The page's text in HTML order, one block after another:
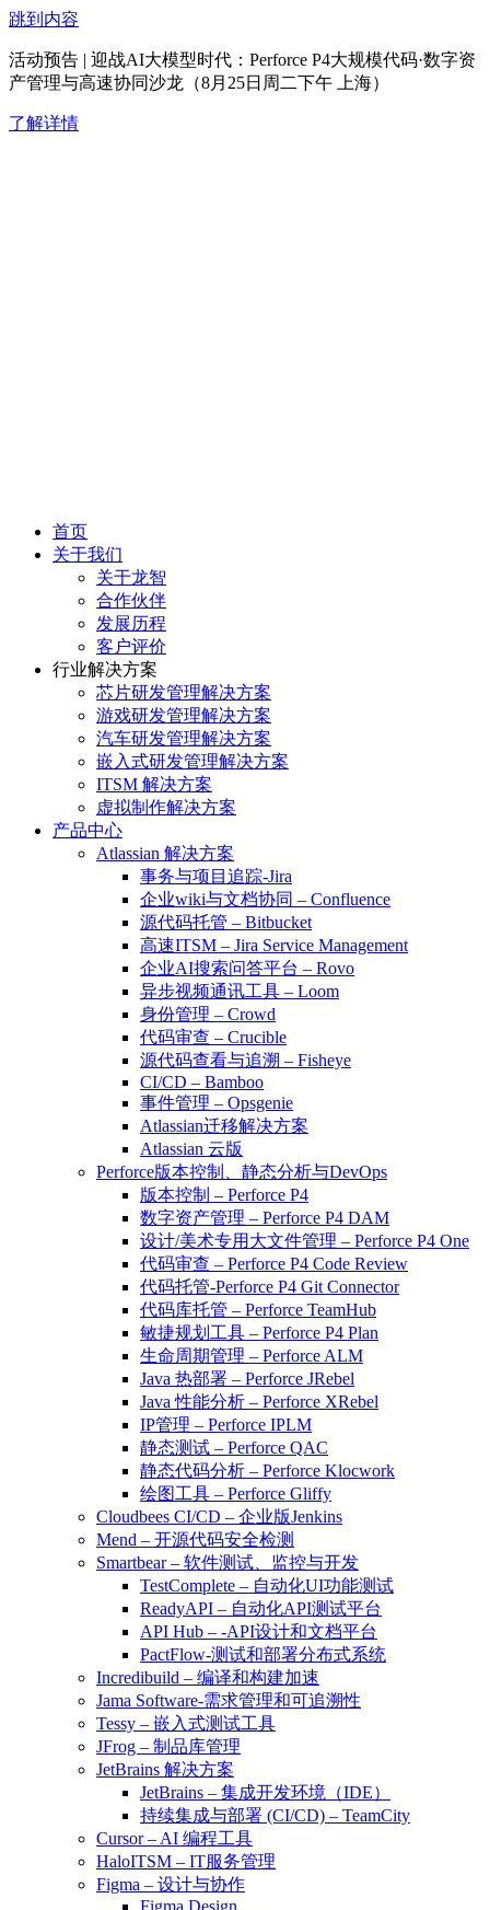
跳到内容
活动预告 | 迎战AI大模型时代：Perforce P4大规模代码·数字资
产管理与高速协同沙龙（8月25日周二下午 上海）
了解详情
首页
关于我们
关于龙智
合作伙伴
发展历程
客户评价
行业解决方案
芯片研发管理解决方案
游戏研发管理解决方案
汽车研发管理解决方案
嵌入式研发管理解决方案
ITSM 解决方案
虚拟制作解决方案
产品中心
Atlassian 解决方案
事务与项目追踪-Jira
企业wiki与文档协同 – Confluence
源代码托管 – Bitbucket
高速ITSM – Jira Service Management
企业AI搜索问答平台 – Rovo
异步视频通讯工具 – Loom
身份管理 – Crowd
代码审查 – Crucible
源代码查看与追溯 – Fisheye
CI/CD – Bamboo
事件管理 – Opsgenie
Atlassian迁移解决方案
Atlassian 云版
Perforce版本控制、静态分析与DevOps
版本控制 – Perforce P4
数字资产管理 – Perforce P4 DAM
设计/美术专用大文件管理 – Perforce P4 One
代码审查 – Perforce P4 Code Review
代码托管-Perforce P4 Git Connector
代码库托管 – Perforce TeamHub
敏捷规划工具 – Perforce P4 Plan
生命周期管理 – Perforce ALM
Java 热部署 – Perforce JRebel
Java 性能分析 – Perforce XRebel
IP管理 – Perforce IPLM
静态测试 – Perforce QAC
静态代码分析 – Perforce Klocwork
绘图工具 – Perforce Gliffy
Cloudbees CI/CD – 企业版Jenkins
Mend – 开源代码安全检测
Smartbear – 软件测试、监控与开发
TestComplete – 自动化UI功能测试
ReadyAPI – 自动化API测试平台
API Hub – -API设计和文档平台
PactFlow-测试和部署分布式系统
Incredibuild – 编译和构建加速
Jama Software-需求管理和可追溯性
Tessy – 嵌入式测试工具
JFrog – 制品库管理
JetBrains 解决方案
JetBrains – 集成开发环境（IDE）
持续集成与部署 (CI/CD) – TeamCity
Cursor – AI 编程工具
HaloITSM – IT服务管理
Figma – 设计与协作
Figma Design